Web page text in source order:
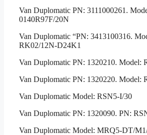
Van Duplomatic PN: 3111000261.
0140R97F/20N
Van Duplomatic “PN: 3413100316.
RK02/12N-D24K1
Van Duplomatic PN: 1320210. Model:
Van Duplomatic PN: 1320220. Model:
Van Duplomatic Model: RSN5-I/30
Van Duplomatic PN: 1320090. PN:
Van Duplomatic Model: MRQ5-DT/